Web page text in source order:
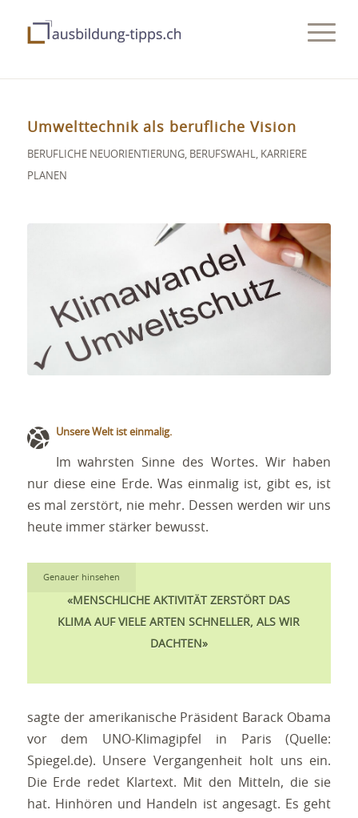
Umwelttechnik als berufliche Vision
BERUFLICHE NEUORIENTIERUNG, BERUFSWAHL, KARRIERE
PLANEN
Unsere Welt ist einmalig.
Im wahrsten Sinne des Wortes. Wir haben
nur diese eine Erde. Was einmalig ist, gibt es, ist
es mal zerstört, nie mehr. Dessen werden wir uns
heute immer stärker bewusst.
Genauer hinsehen
«MENSCHLICHE AKTIVITÄT ZERSTÖRT DAS
KLIMA AUF VIELE ARTEN SCHNELLER, ALS WIR
DACHTEN»
sagte der amerikanische Präsident Barack Obama
vor dem UNO-Klimagipfel in Paris (Quelle:
Spiegel.de). Unsere Vergangenheit holt uns ein.
Die Erde redet Klartext. Mit den Mitteln, die sie
hat. Hinhören und Handeln ist angesagt. Es geht